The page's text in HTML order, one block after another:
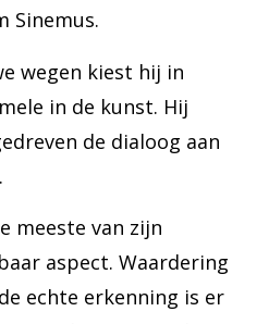
Sinemus.
wegen kiest hij in
in de kunst. Hij
de dialoog aan
meeste van zijn
aspect. Waardering
echte erkenning is er